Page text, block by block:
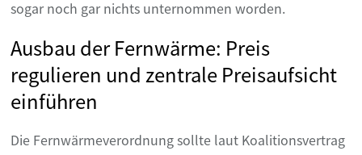
sogar noch gar nichts unternommen worden.
Ausbau der Fernwärme: Preis
regulieren und zentrale Preisaufsicht
einführen
Die Fernwärmeverordnung sollte laut Koalitionsvertrag